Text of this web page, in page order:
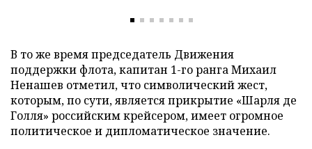
В то же время председатель Движения
поддержки флота, капитан 1-го ранга Михаил
Ненашев отметил, что символический жест,
которым, по сути, является прикрытие «Шарля де
Голля» российским крейсером, имеет огромное
политическое и дипломатическое значение.